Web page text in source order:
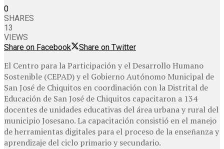
0
SHARES
13
VIEWS
Share on Facebook
Share on Twitter
El Centro para la Participación y el Desarrollo Humano
Sostenible (CEPAD) y el Gobierno Autónomo Municipal de
San José de Chiquitos en coordinación con la Distrital de
Educación de San José de Chiquitos capacitaron a 134
docentes de unidades educativas del área urbana y rural del
municipio Josesano. La capacitación consistió en el manejo
de herramientas digitales para el proceso de la enseñanza y
aprendizaje del ciclo primario y secundario.